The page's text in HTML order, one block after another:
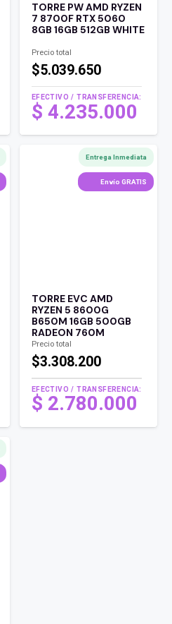
TORRE PW AMD RYZEN
7 8700F RTX 5060
8GB 16GB 512GB WHITE
Precio total
$5.039.650
EFECTIVO / TRANSFERENCIA:
$4.235.000
Entrega Inmediata
Envío GRATIS
TORRE EVC AMD
RYZEN 5 8600G
B650M 16GB 500GB
RADEON 760M
Precio total
$3.308.200
EFECTIVO / TRANSFERENCIA:
$ 2.780.000